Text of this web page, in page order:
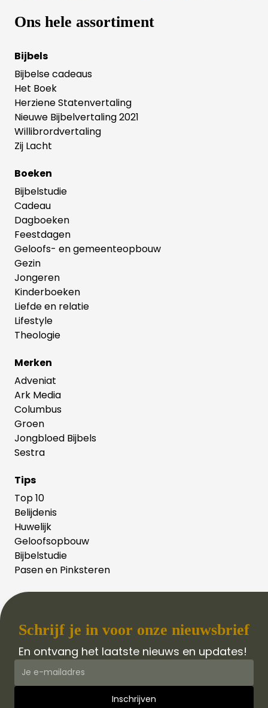
Ons hele assortiment
Bijbels
Bijbelse cadeaus
Het Boek
Herziene Statenvertaling
Nieuwe Bijbelvertaling 2021
Willibrordvertaling
Zij Lacht
Boeken
Bijbelstudie
Cadeau
Dagboeken
Feestdagen
Geloofs- en gemeenteopbouw
Gezin
Jongeren
Kinderboeken
Liefde en relatie
Lifestyle
Theologie
Merken
Adveniat
Ark Media
Columbus
Groen
Jongbloed Bijbels
Sestra
Tips
Top 10
Belijdenis
Huwelijk
Geloofsopbouw
Bijbelstudie
Pasen en Pinksteren
Schrijf je in voor onze nieuwsbrief
En ontvang het laatste nieuws en updates!